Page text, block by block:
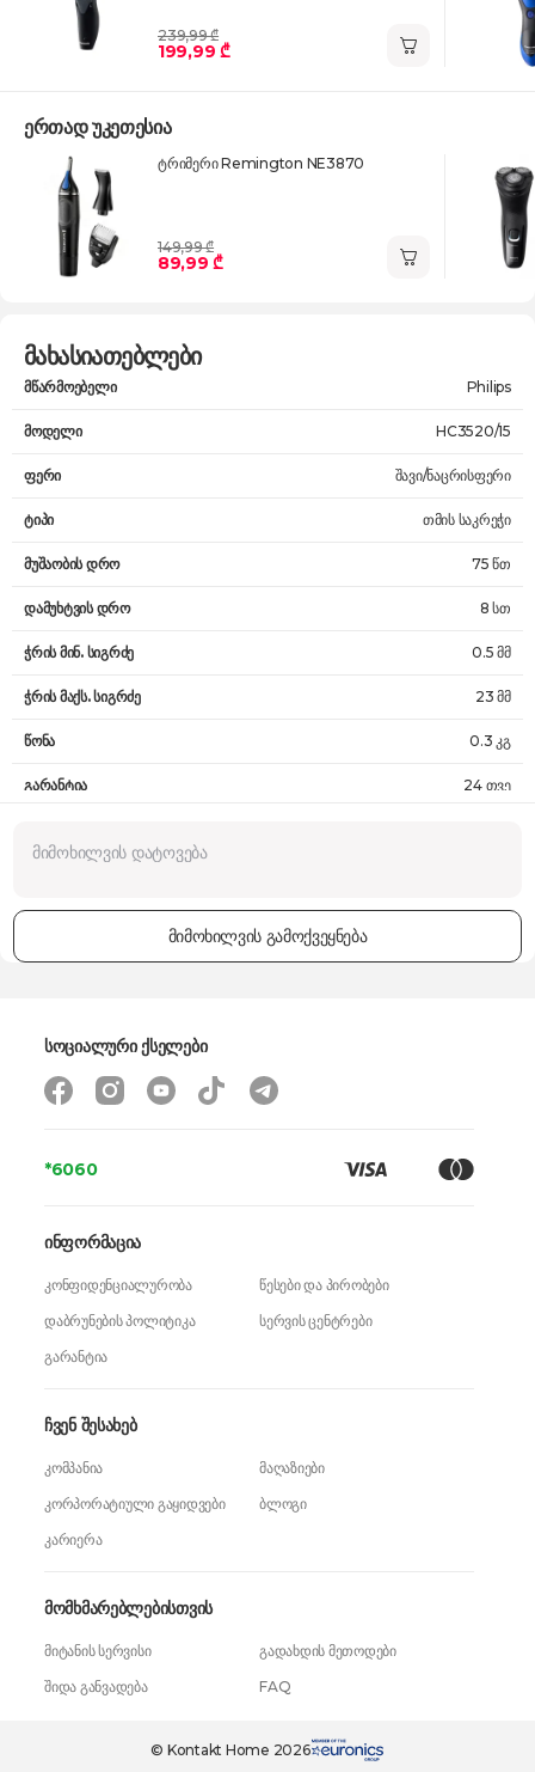
239,99 ₾
199,99 ₾
ერთად უკეთესია
ტრიმერი Remington NE3870
149,99 ₾
89,99 ₾
მახასიათებლები
მწარმოებელი Philips
მოდელი HC3520/15
ფერი შავი/ნაცრისფერი
ტიპი თმის საკრეჭი
მუშაობის დრო 75 წთ
დამუხტვის დრო 8 სთ
ჭრის მინ. სიგრძე 0.5 მმ
ჭრის მაქს. სიგრძე 23 მმ
წონა 0.3 კგ
გარანტია 24 თვე
მიმოხილვის გამოქვეყნება
*6060
ჩვენ შესახებ
კომპანია
მაღაზიები
კორპორატიული გაყიდვები
ბლოგი
კარიერა
ინფორმაცია
კონფიდენციალურობა
წესები და პირობები
დაბრუნების პოლიტიკა
სერვის ცენტრები
გარანტია
მომხმარებლებისთვის
მიტანის სერვისი
გადახდის მეთოდები
შიდა განვადება
FAQ
სოციალური ქსელები
© Kontakt Home 2026